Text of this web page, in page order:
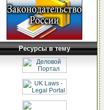
Ресурсы в тему